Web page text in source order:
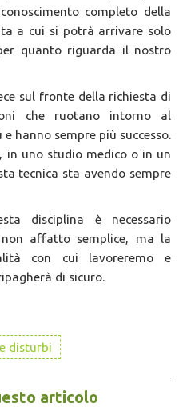
completo della
a cui si potrà arrivare solo
quanto riguarda il nostro
sul fronte della richiesta di
che ruotano intorno al
hanno sempre più successo.
in uno studio medico o in un
tecnica sta avendo sempre
disciplina è necessario
affatto semplice, ma la
con cui lavoreremo e
di sicuro.
disturbi
articolo